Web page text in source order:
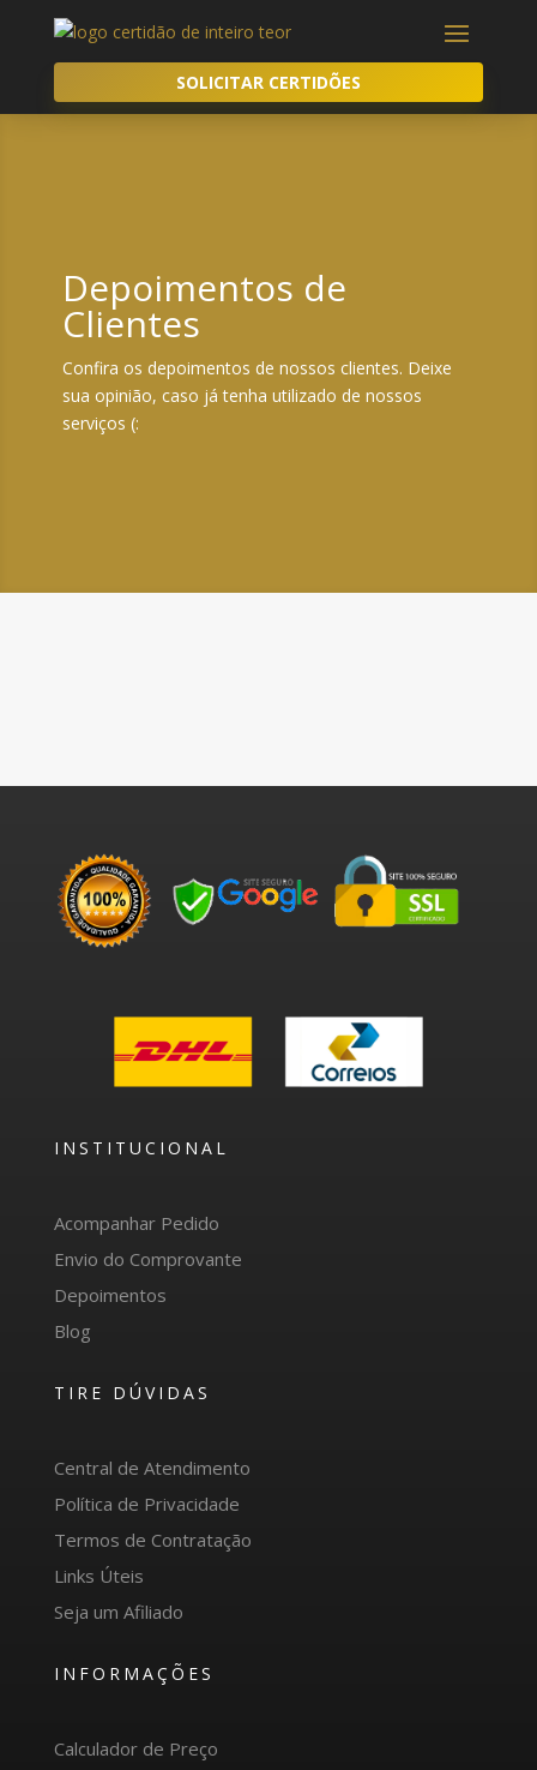
SOLICITAR CERTIDÕES
Depoimentos de
Clientes
Confira os depoimentos de nossos clientes. Deixe
sua opinião, caso já tenha utilizado de nossos
serviços (:
INSTITUCIONAL
Acompanhar Pedido
Envio do Comprovante
Depoimentos
Blog
TIRE DÚVIDAS
Central de Atendimento
Política de Privacidade
Termos de Contratação
Links Úteis
Seja um Afiliado
INFORMAÇÕES
Calculador de Preço